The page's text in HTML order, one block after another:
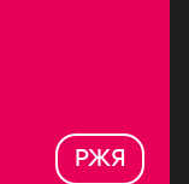
РЖЯ